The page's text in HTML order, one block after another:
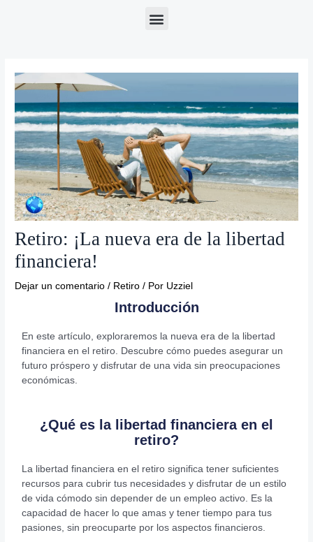
Retiro: ¡La nueva era de la libertad
financiera!
Dejar un comentario / Retiro / Por Uzziel
Introducción
En este artículo, exploraremos la nueva era de la libertad
financiera en el retiro. Descubre cómo puedes asegurar un
futuro próspero y disfrutar de una vida sin preocupaciones
económicas.
¿Qué es la libertad financiera en el
retiro?
La libertad financiera en el retiro significa tener suficientes
recursos para cubrir tus necesidades y disfrutar de un estilo
de vida cómodo sin depender de un empleo activo. Es la
capacidad de hacer lo que amas y tener tiempo para tus
pasiones, sin preocuparte por los aspectos financieros.